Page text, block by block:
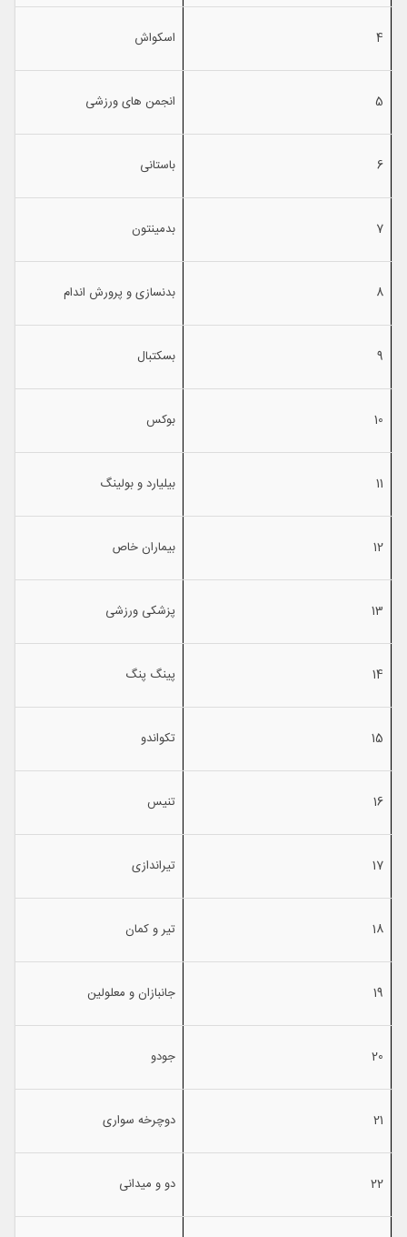
4 اسكواش
5 انجمن های ورزشی
6 باستانی
7 بدمینتون
8 بدنسازی و پرورش اندام
9 بسكتبال
10 بوكس
11 بیلیارد و بولینگ
12 بیماران خاص
13 پزشكی ورزشی
14 پینگ پنگ
15 تكواندو
16 تنیس
17 تیراندازی
18 تیر و كمان
19 جانبازان و معلولین
20 جودو
21 دوچرخه سواری
22 دو و میدانی